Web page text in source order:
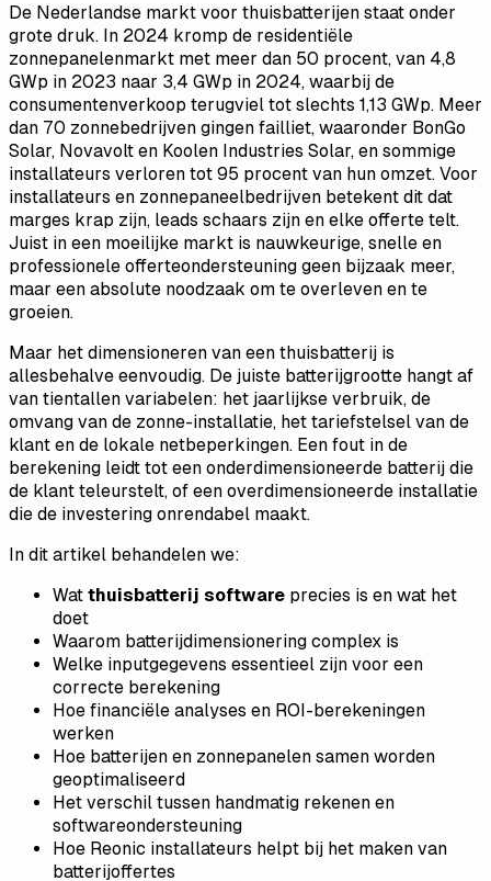
De Nederlandse markt voor thuisbatterijen staat onder
grote druk. In 2024 kromp de residentiële
zonnepanelenmarkt met meer dan 50 procent, van 4,8
GWp in 2023 naar 3,4 GWp in 2024, waarbij de
consumentenverkoop terugviel tot slechts 1,13 GWp. Meer
dan 70 zonnebedrijven gingen failliet, waaronder BonGo
Solar, Novavolt en Koolen Industries Solar, en sommige
installateurs verloren tot 95 procent van hun omzet. Voor
installateurs en zonnepaneelbedrijven betekent dit dat
marges krap zijn, leads schaars zijn en elke offerte telt.
Juist in een moeilijke markt is nauwkeurige, snelle en
professionele offerteondersteuning geen bijzaak meer,
maar een absolute noodzaak om te overleven en te
groeien.
Maar het dimensioneren van een thuisbatterij is
allesbehalve eenvoudig. De juiste batterijgrootte hangt af
van tientallen variabelen: het jaarlijkse verbruik, de
omvang van de zonne-installatie, het tariefstelsel van de
klant en de lokale netbeperkingen. Een fout in de
berekening leidt tot een onderdimensioneerde batterij die
de klant teleurstelt, of een overdimensioneerde installatie
die de investering onrendabel maakt.
In dit artikel behandelen we:
Wat thuisbatterij software precies is en wat het
doet
Waarom batterijdimensionering complex is
Welke inputgegevens essentieel zijn voor een
correcte berekening
Hoe financiële analyses en ROI-berekeningen
werken
Hoe batterijen en zonnepanelen samen worden
geoptimaliseerd
Het verschil tussen handmatig rekenen en
softwareondersteuning
Hoe Reonic installateurs helpt bij het maken van
batterijoffertes